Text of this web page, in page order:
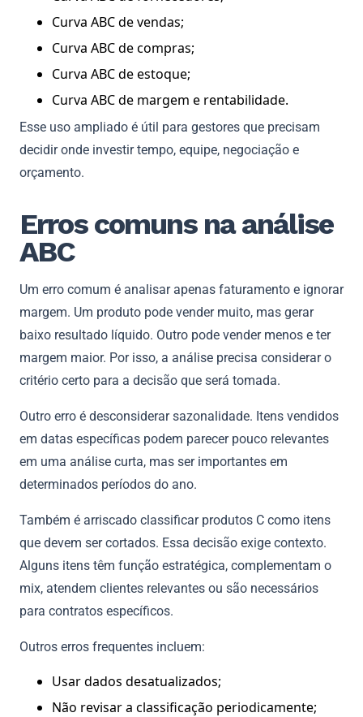
Curva ABC de vendas;
Curva ABC de compras;
Curva ABC de estoque;
Curva ABC de margem e rentabilidade.
Esse uso ampliado é útil para gestores que precisam
decidir onde investir tempo, equipe, negociação e
orçamento.
Erros comuns na análise
ABC
Um erro comum é analisar apenas faturamento e ignorar
margem. Um produto pode vender muito, mas gerar
baixo resultado líquido. Outro pode vender menos e ter
margem maior. Por isso, a análise precisa considerar o
critério certo para a decisão que será tomada.
Outro erro é desconsiderar sazonalidade. Itens vendidos
em datas específicas podem parecer pouco relevantes
em uma análise curta, mas ser importantes em
determinados períodos do ano.
Também é arriscado classificar produtos C como itens
que devem ser cortados. Essa decisão exige contexto.
Alguns itens têm função estratégica, complementam o
mix, atendem clientes relevantes ou são necessários
para contratos específicos.
Outros erros frequentes incluem:
Usar dados desatualizados;
Não revisar a classificação periodicamente;